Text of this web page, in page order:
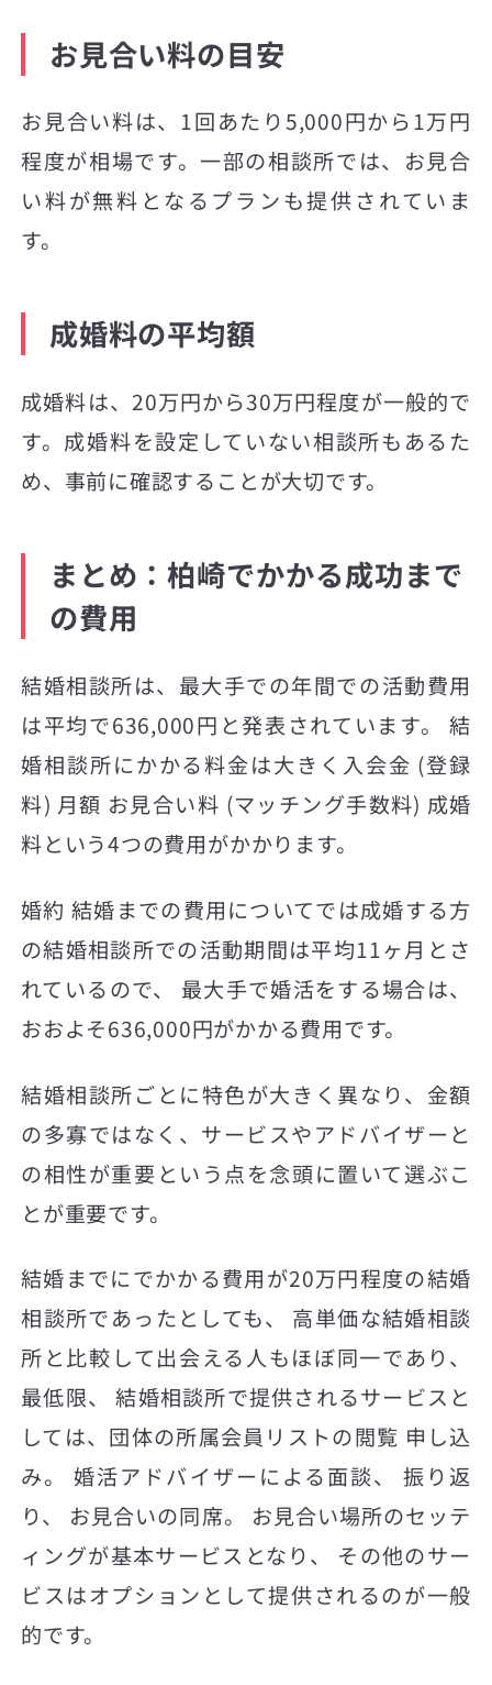
お見合い料の目安
お見合い料は、1回あたり5,000円から1万円
程度が相場です。一部の相談所では、お見合
い料が無料となるプランも提供されていま
す。
成婚料の平均額
成婚料は、20万円から30万円程度が一般的で
す。成婚料を設定していない相談所もあるた
め、事前に確認することが大切です。
まとめ：柏崎でかかる成功まで
の費用
結婚相談所は、最大手での年間での活動費用
は平均で636,000円と発表されています。 結
婚相談所にかかる料金は大きく入会金 (登録
料) 月額 お見合い料 (マッチング手数料) 成婚
料という4つの費用がかかります。
婚約 結婚までの費用についてでは成婚する方
の結婚相談所での活動期間は平均11ヶ月とさ
れているので、 最大手で婚活をする場合は、
おおよそ636,000円がかかる費用です。
結婚相談所ごとに特色が大きく異なり、金額
の多寡ではなく、サービスやアドバイザーと
の相性が重要という点を念頭に置いて選ぶこ
とが重要です。
結婚までにでかかる費用が20万円程度の結婚
相談所であったとしても、 高単価な結婚相談
所と比較して出会える人もほぼ同一であり、
最低限、 結婚相談所で提供されるサービスと
しては、団体の所属会員リストの閲覧 申し込
み。 婚活アドバイザーによる面談、 振り返
り、 お見合いの同席。 お見合い場所のセッテ
ィングが基本サービスとなり、 その他のサー
ビスはオプションとして提供されるのが一般
的です。